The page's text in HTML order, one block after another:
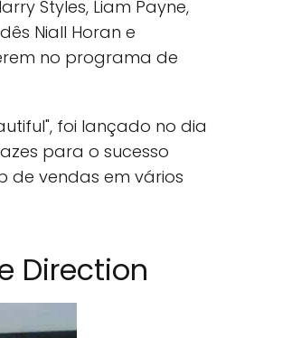
Styles, Liam Payne,
Niall Horan e
no programa de
foi lançado no dia
para o sucesso
de vendas em vários
Direction